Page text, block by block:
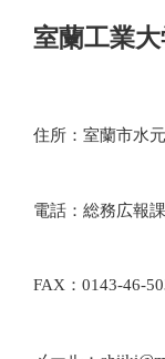
室蘭工業
住所：室蘭市水
電話：総務広報
FAX：0143-46-